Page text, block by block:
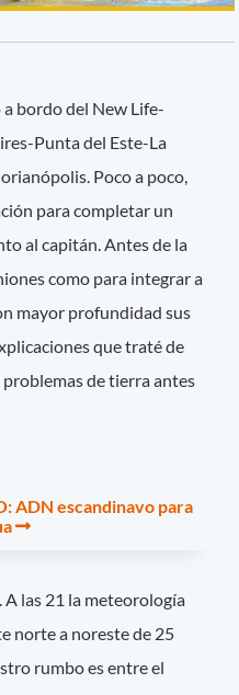
bordo del New Life-
Punta del Este-La
Poco a poco,
para completar un
al capitán. Antes de la
como para integrar a
mayor profundidad sus
que traté de
de tierra antes
ADN escandinavo para
A las 21 la meteorología
norte a noreste de 25
rumbo es entre el